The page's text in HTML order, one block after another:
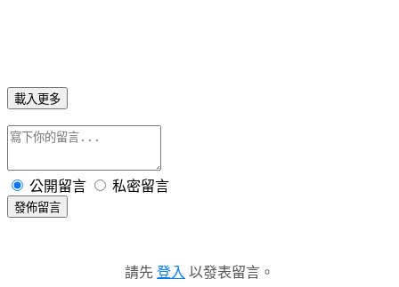
載入更多
公開留言 私密留言
發佈留言
請先 登入 以發表留言。